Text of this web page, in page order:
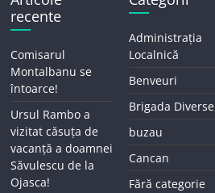
recente
Comisarul
Montalbanu se
întoarce!
Ursul Rambo a
vizitat căsuța de
vacanță a doamnei
Săvulescu de la
Ojasca!
Administrația
Localnică
Benveuri
Brigada Diverse
buzau
Cancan
Fără categorie